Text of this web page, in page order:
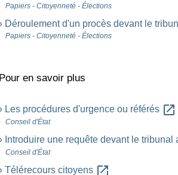
Papiers - Citoyenneté - Élections
Déroulement d'un procès devant le
Papiers - Citoyenneté - Élections
Pour en savoir plus
Les procédures d'urgence ou référés open_in_new
Conseil d'État
Introduire une requête devant le tribunal
Conseil d'État
Télérecours citoyens open_in_new